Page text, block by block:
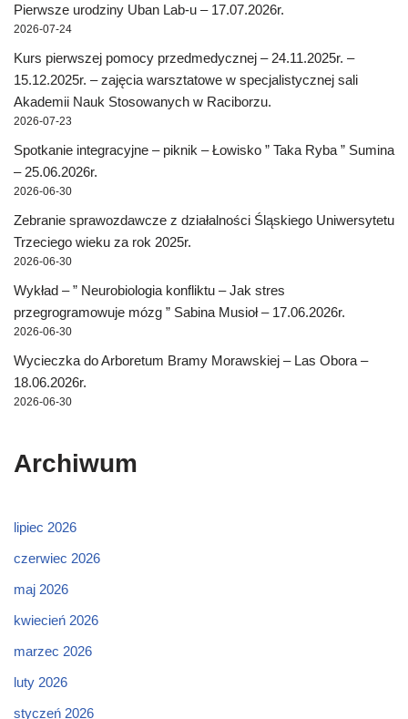
Pierwsze urodziny Uban Lab-u – 17.07.2026r.
2026-07-24
Kurs pierwszej pomocy przedmedycznej – 24.11.2025r. –
15.12.2025r. – zajęcia warsztatowe w specjalistycznej sali
Akademii Nauk Stosowanych w Raciborzu.
2026-07-23
Spotkanie integracyjne – piknik – Łowisko ” Taka Ryba ” Sumina
– 25.06.2026r.
2026-06-30
Zebranie sprawozdawcze z działalności Śląskiego Uniwersytetu
Trzeciego wieku za rok 2025r.
2026-06-30
Wykład – ” Neurobiologia konfliktu – Jak stres
przegrogramowuje mózg ” Sabina Musioł – 17.06.2026r.
2026-06-30
Wycieczka do Arboretum Bramy Morawskiej – Las Obora –
18.06.2026r.
2026-06-30
Archiwum
lipiec 2026
czerwiec 2026
maj 2026
kwiecień 2026
marzec 2026
luty 2026
styczeń 2026